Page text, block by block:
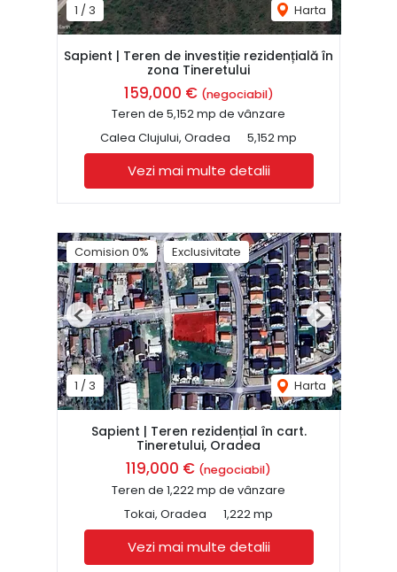
1 / 3 Harta
Sapient | Teren de investiție rezidențială în
zona Tineretului
159,000 € (negociabil)
Teren de 5,152 mp de vânzare
Calea Clujului, Oradea
5,152 mp
Vezi mai multe detalii
Comision 0% Exclusivitate
1 / 3 Harta
Previous Next
Sapient | Teren rezidențial în cart.
Tineretului, Oradea
119,000 € (negociabil)
Teren de 1,222 mp de vânzare
Tokai, Oradea
1,222 mp
Vezi mai multe detalii